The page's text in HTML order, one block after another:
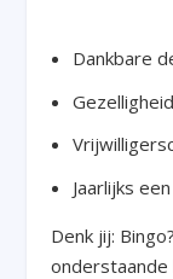
Dankbare
Gezelligheid
Jaarlijks
Denk jij:
onderstaande